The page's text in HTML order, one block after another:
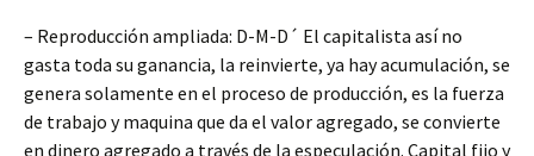
– Reproducción ampliada: D-M-D´ El capitalista así no
gasta toda su ganancia, la reinvierte, ya hay acumulación, se
genera solamente en el proceso de producción, es la fuerza
de trabajo y maquina que da el valor agregado, se convierte
en dinero agregado a través de la especulación. Capital fijo y